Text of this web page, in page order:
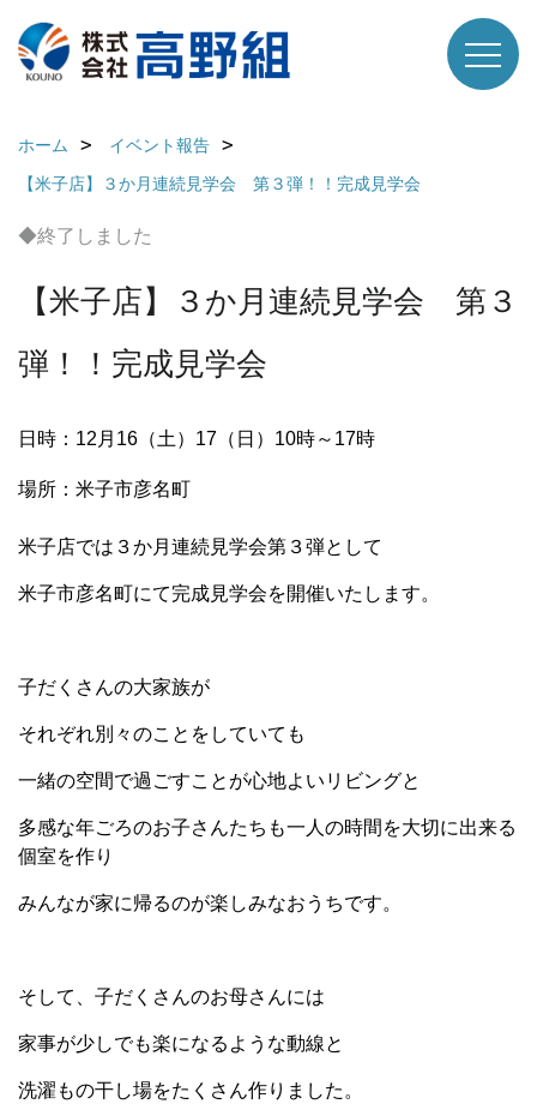
ホーム
イベント報告
【米子店】３か月連続見学会 第３弾！！完成見学会
◆終了しました
【米子店】３か月連続見学会 第３
弾！！完成見学会
日時：12月16（土）17（日）10時～17時
場所：米子市彦名町
米子店では３か月連続見学会第３弾として
米子市彦名町にて完成見学会を開催いたします。
子だくさんの大家族が
それぞれ別々のことをしていても
一緒の空間で過ごすことが心地よいリビングと
多感な年ごろのお子さんたちも一人の時間を大切に出来る
個室を作り
みんなが家に帰るのが楽しみなおうちです。
そして、子だくさんのお母さんには
家事が少しでも楽になるような動線と
洗濯もの干し場をたくさん作りました。